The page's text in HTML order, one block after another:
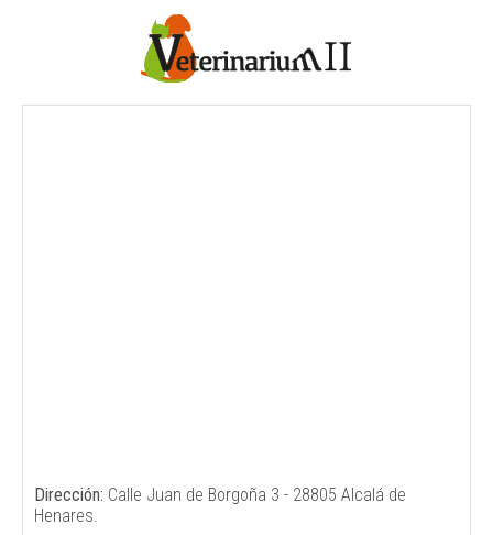
Dirección: Calle Juan de Borgoña 3 - 28805 Alcalá de
Henares.